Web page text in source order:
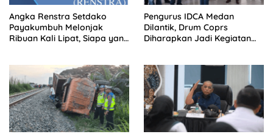
Angka Renstra Setdako
Payakumbuh Melonjak
Ribuan Kali Lipat, Siapa yang
Pengurus IDCA Medan
Dilantik, Drum Coprs
Diharapkan Jadi Kegiatan